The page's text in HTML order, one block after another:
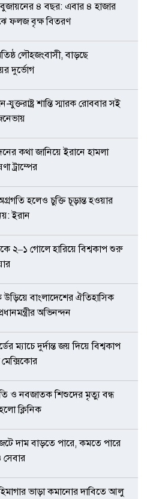
৪ বছর: এবার ৪ হাজার
ফলজ বৃক্ষ বিতরণ
লৌহজংবাসী, বাড়ছে
দুর্ভোগ
যুক্তরাষ্ট্র শান্তি স্মারক রোববার সই
কথা জানিয়ে ইরানে হামলা
ট্রাম্পের
হলেও চুক্তি চূড়ান্ত হওয়ার
ইরান
২–১ গোলে হারিয়ে বিশ্বকাপ শুরু
উড়িয়ে বাংলাদেশের ঐতিহাসিক
অভিনন্দন
ম্যাচে দুর্দান্ত জয় দিয়ে বিশ্বকাপ
ও নবজাতক শিশুদের মৃত্যু বন্ধ
ক্লিনিক
দাম বাড়তে পারে, কমতে পারে
ভাড়া কমানোর দাবিতে আলু